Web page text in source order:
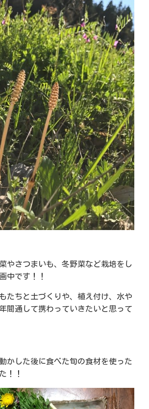
やさつまいも、冬野菜など栽培をし
中です！！
たちと土づくりや、植え付け、水や
間通して携わっていきたいと思って
かした後に食べた旬の食材を使った
！！